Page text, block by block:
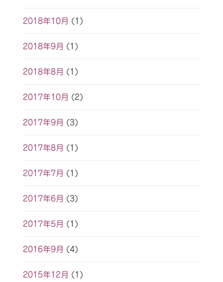
2018年10月 (1)
2018年9月 (1)
2018年8月 (1)
2017年10月 (2)
2017年9月 (3)
2017年8月 (1)
2017年7月 (1)
2017年6月 (3)
2017年5月 (1)
2016年9月 (4)
2015年12月 (1)